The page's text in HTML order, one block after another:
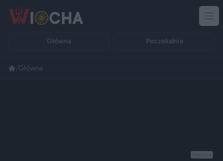
Główna Poczekalnia
Główna